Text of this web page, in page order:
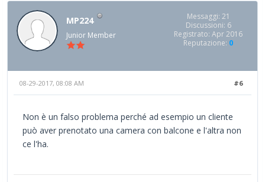
MP224
Junior Member
Messaggi: 21
Discussioni: 6
Registrato: Apr 2016
Reputazione: 0
#6
08-29-2017, 08:08 AM
Non è un falso problema perché ad esempio un cliente
può aver prenotato una camera con balcone e l'altra non
ce l'ha.